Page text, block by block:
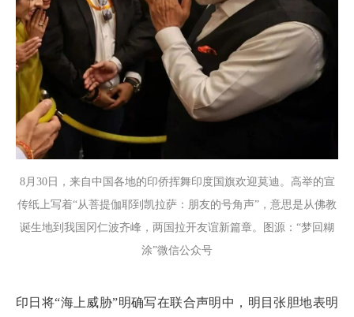
8月30日，来自中国各地的印侨挥舞印度国旗欢迎莫迪。高举的宣
传纸上写着“从菩提伽耶到凯拉萨：朋友的号角声”，意思是从佛教
诞生地到我国冈仁波齐峰，两国拉开友谊新篇章。图源：“梦回糊
涂”微信公众号
印日将“海上威胁”明确写在联合声明中，明目张胆地表明